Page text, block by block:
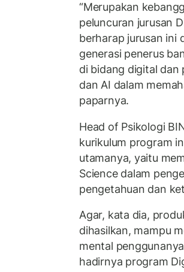
“Merupakan
peluncuran jurusan
berharap jurusan ini
generasi penerus
di bidang digital dan
dan AI dalam
paparnya.
Head of Psikologi
kurikulum program
utamanya, yaitu
Science dalam
pengetahuan dan
Agar, kata dia,
dihasilkan, mampu
mental
hadirnya program